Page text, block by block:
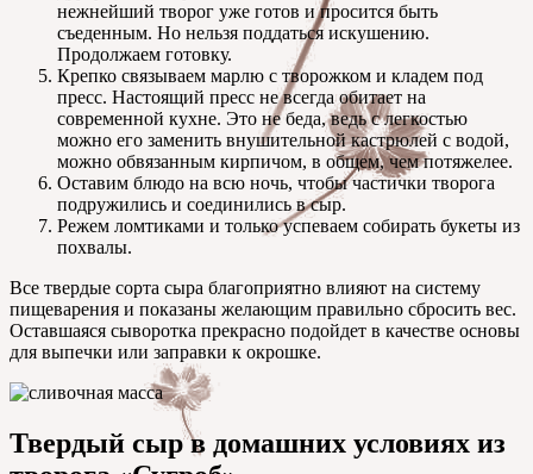
нежнейший творог уже готов и просится быть
съеденным. Но нельзя поддаться искушению.
Продолжаем готовку.
Крепко связываем марлю с творожком и кладем под
пресс. Настоящий пресс не всегда обитает на
современной кухне. Это не беда, ведь с легкостью
можно его заменить внушительной кастрюлей с водой,
можно обвязанным кирпичом, в общем, чем потяжелее.
Оставим блюдо на всю ночь, чтобы частички творога
подружились и соединились в сыр.
Режем ломтиками и только успеваем собирать букеты из
похвалы.
Все твердые сорта сыра благоприятно влияют на систему
пищеварения и показаны желающим правильно сбросить вес.
Оставшаяся сыворотка прекрасно подойдет в качестве основы
для выпечки или заправки к окрошке.
Твердый сыр в домашних условиях из